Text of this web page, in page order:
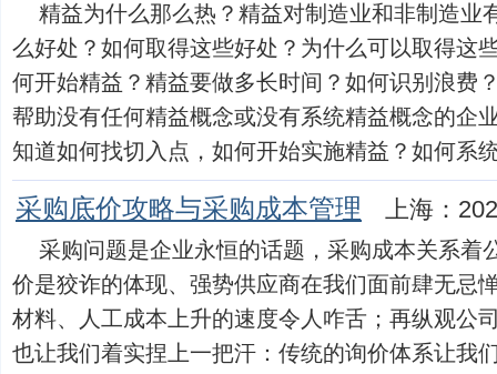
精益为什么那么热？精益对制造业和非制造业
么好处？如何取得这些好处？为什么可以取得这
何开始精益？精益要做多长时间？如何识别浪费
帮助没有任何精益概念或没有系统精益概念的企
知道如何找切入点，如何开始实施精益？如何系
采购底价攻略与采购成本管理 上海：
采购问题是企业永恒的话题，采购成本关系着
价是狡诈的体现、强势供应商在我们面前肆无忌
材料、人工成本上升的速度令人咋舌；再纵观公
也让我们着实捏上一把汗：传统的询价体系让我